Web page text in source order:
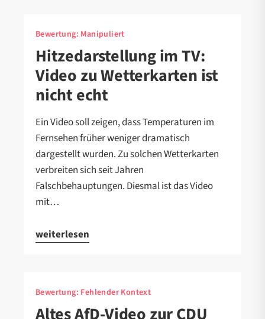
Bewertung: Manipuliert
Hitzedarstellung im TV:
Video zu Wetterkarten ist
nicht echt
Ein Video soll zeigen, dass Temperaturen im
Fernsehen früher weniger dramatisch
dargestellt wurden. Zu solchen Wetterkarten
verbreiten sich seit Jahren
Falschbehauptungen. Diesmal ist das Video
mit…
weiterlesen
Bewertung: Fehlender Kontext